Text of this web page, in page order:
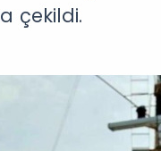
çekildi.